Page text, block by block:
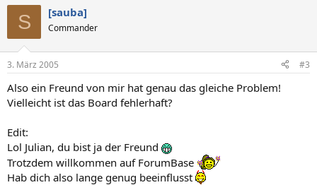
S [sauba]
Commander
3. März 2005 #3
Also ein Freund von mir hat genau das gleiche Problem!
Vielleicht ist das Board fehlerhaft?
Edit:
Lol Julian, du bist ja der Freund
Trotzdem willkommen auf ForumBase
Hab dich also lange genug beeinflusst